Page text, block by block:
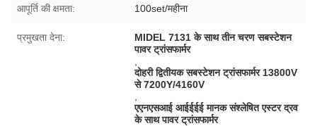
आपूर्ति की क्षमता: 100set/महीना
प्रमुखता देना:
MIDEL 7131 के साथ तीन चरण सबस्टेशन
पावर ट्रांसफार्मर
दोहरी द्वितीयक सबस्टेशन ट्रांसफार्मर 13800V
से 7200Y/4160V
एएनएसआई आईईईई मानक संश्लेषित एस्टर द्रव
के साथ पावर ट्रांसफार्मर